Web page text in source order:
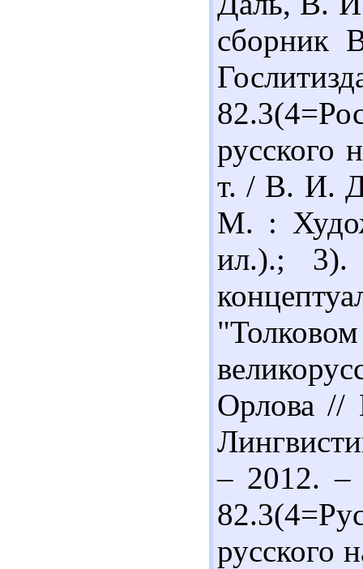
русского
т. / В. И.
М. :
ил.).;
Орлова //
– 2012.
русского